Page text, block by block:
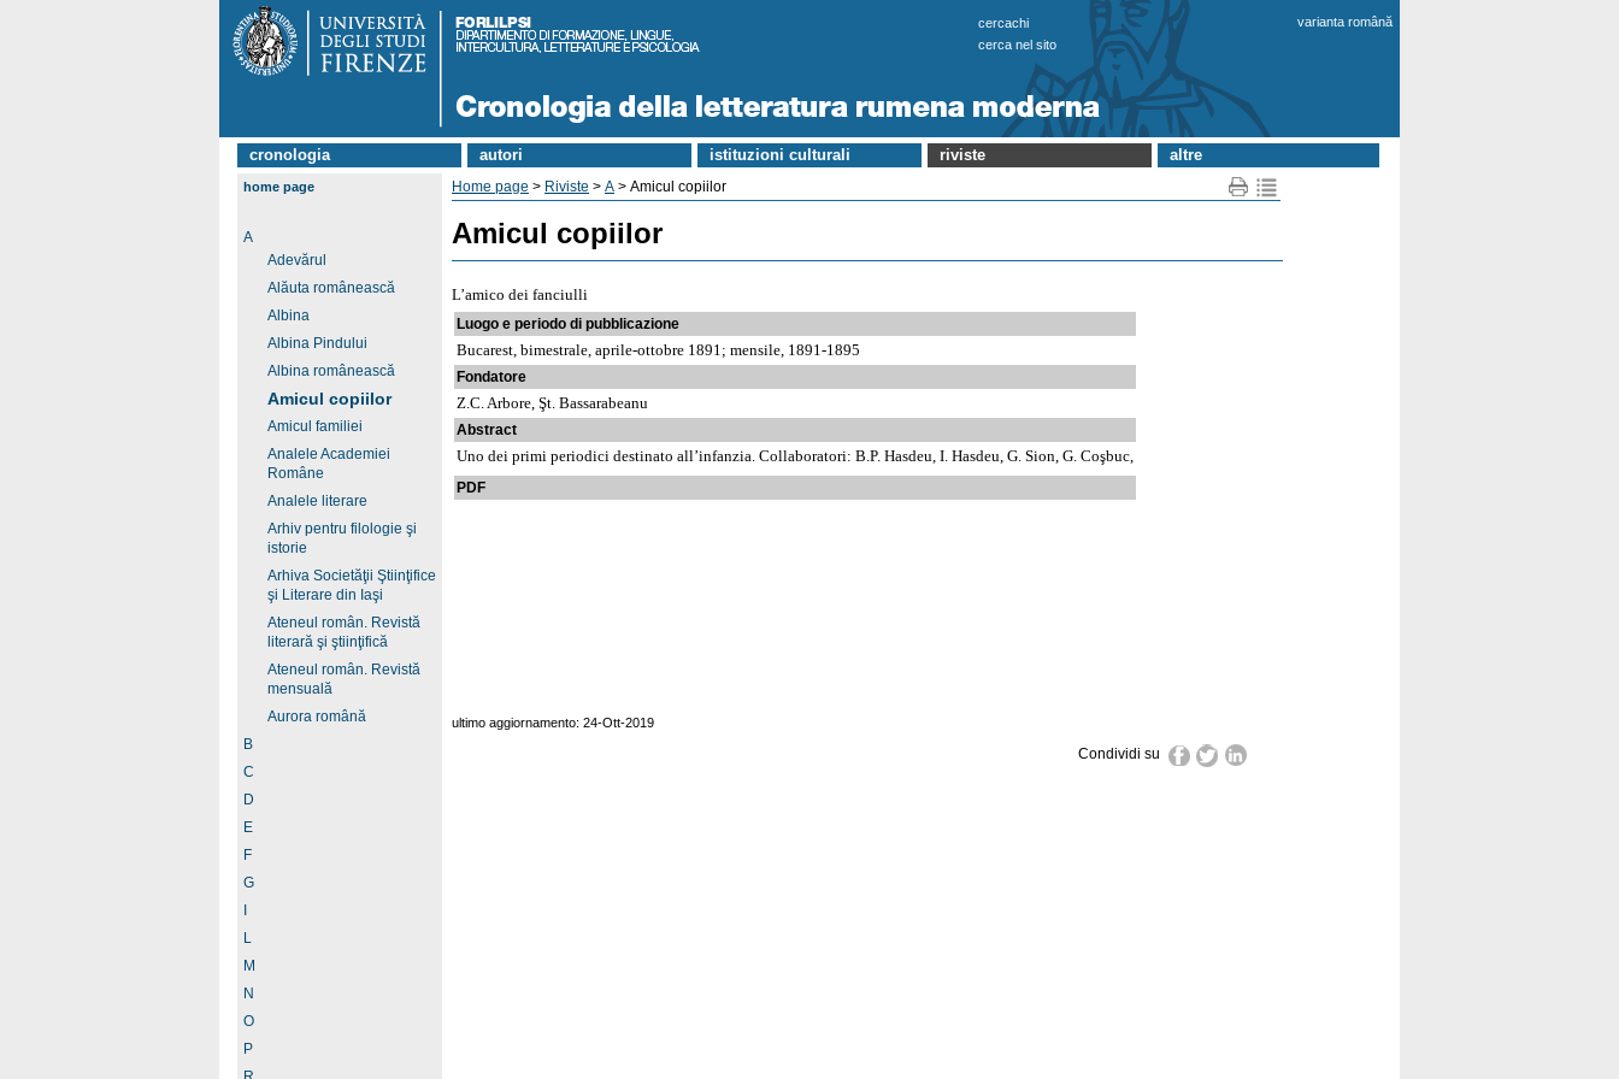
varianta română
cercachi
cerca nel sito
cronologia autori istituzioni culturali riviste altre
home page
A
Adevărul
Alăuta românească
Albina
Albina Pindului
Albina românească
Amicul copiilor
Amicul familiei
Analele Academiei
Române
Analele literare
Arhiv pentru filologie şi
istorie
Arhiva Societăţii Ştiinţifice
şi Literare din Iaşi
Ateneul român. Revistă
literară şi ştiinţifică
Ateneul român. Revistă
mensuală
Aurora română
B
C
D
E
F
G
L
M
N
O
P
Home page > Riviste > A > Amicul copiilor
Amicul copiilor
L’amico dei fanciulli
Luogo e periodo di pubblicazione
Bucarest, bimestrale, aprile-ottobre 1891; mensile, 1891-1895
Fondatore
Z.C. Arbore, Şt. Bassarabeanu
Abstract
Uno dei primi periodici destinato all’infanzia. Collaboratori: B.P. Hasdeu, I. Hasdeu, G. Sion, G. Coşbuc,
PDF
ultimo aggiornamento: 24-Ott-2019
Condividi su